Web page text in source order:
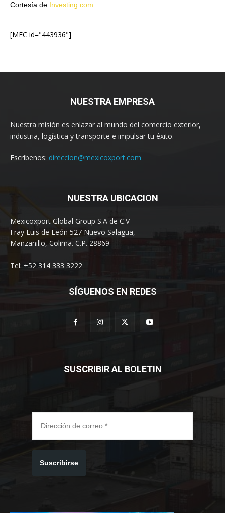
Cortesía de Investing.com
[MEC id="443936"]
NUESTRA EMPRESA
Nuestra misión es enlazar al mundo del comercio exterior,
industria, logística y transporte e impulsar tu éxito.
Escríbenos: direccion@mexicoxport.com
NUESTRA UBICACION
Mexicoxport Global Group S.A de C.V
Fray Luis de León 527 Nuevo Salagua,
Manzanillo, Colima. C.P. 28869
Tel: +52 314 333 3222
SÍGUENOS EN REDES
SUSCRIBIR AL BOLETIN
Suscribirse